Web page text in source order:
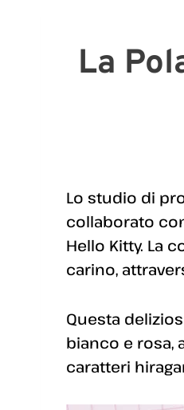
La
Lo studio di
collaborato
Hello Kitty. La
carino,
Questa
bianco e rosa,
caratteri